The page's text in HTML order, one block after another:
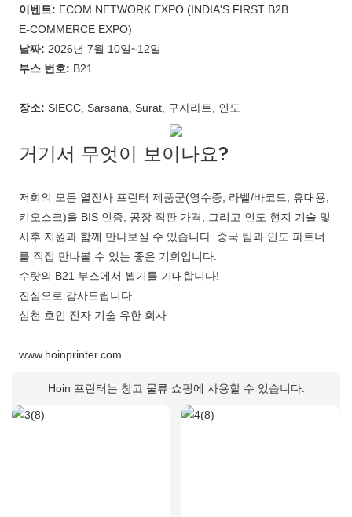
이벤트: ​ ECOM NETWORK EXPO (INDIA'S FIRST B2B
E‑COMMERCE EXPO)
날짜: 2026년 7월 10일~12일
부스 번호: ​ B21
장소: ​ SIECC, Sarsana, Surat, 구자라트, 인도
거기서 무엇이 보이나요?
저희의 모든 열전사 프린터 제품군(영수증, 라벨/바코드, 휴대용,
키오스크)을 BIS 인증, 공장 직판 가격, 그리고 인도 현지 기술 및
사후 지원과 함께 만나보실 수 있습니다. 중국 팀과 인도 파트너
를 직접 만나볼 수 있는 좋은 기회입니다.
수랏의 B21 부스에서 뵙기를 기대합니다!
진심으로 감사드립니다.
심천 호인 전자 기술 유한 회사
www.hoinprinter.com
Hoin 프린터는 창고 물류 쇼핑에 사용할 수 있습니다.